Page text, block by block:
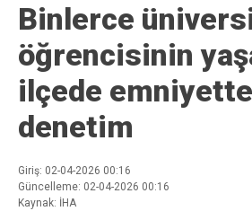
Binlerce
öğrencisinin
ilçede
denetim
Giriş: 02-04-2026 00:16
Güncelleme: 02-04-2026 00:16
Kaynak: İHA